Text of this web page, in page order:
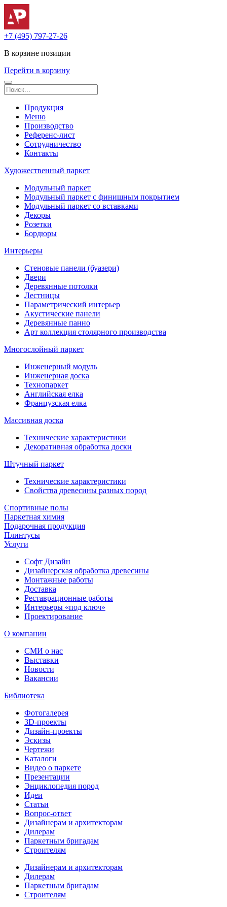
+7 (495) 797-27-26
В корзине позиции
Перейти в корзину
Продукция
Меню
Производство
Референс-лист
Сотрудничество
Контакты
Художественный паркет
Модульный паркет
Модульный паркет с финишным покрытием
Модульный паркет со вставками
Декоры
Розетки
Бордюры
Интерьеры
Стеновые панели (буазери)
Двери
Деревянные потолки
Лестницы
Параметрический интерьер
Акустические панели
Деревянные панно
Арт коллекция столярного производства
Многослойный паркет
Инженерный модуль
Инженерная доска
Технопаркет
Английская елка
Французская елка
Массивная доска
Технические характеристики
Декоративная обработка доски
Штучный паркет
Технические характеристики
Свойства древесины разных пород
Спортивные полы
Паркетная химия
Подарочная продукция
Плинтусы
Услуги
Софт Дизайн
Дизайнерская обработка древесины
Монтажные работы
Доставка
Реставрационные работы
Интерьеры «под ключ»
Проектирование
О компании
СМИ о нас
Выставки
Новости
Вакансии
Библиотека
Фотогалерея
3D-проекты
Дизайн-проекты
Эскизы
Чертежи
Каталоги
Видео о паркете
Презентации
Энциклопедия пород
Идеи
Статьи
Вопрос-ответ
Дизайнерам и архитекторам
Дилерам
Паркетным бригадам
Строителям
Дизайнерам и архитекторам
Дилерам
Паркетным бригадам
Строителям